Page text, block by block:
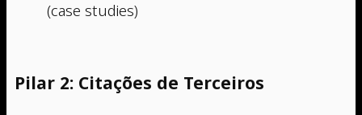
(case studies)
Pilar 2: Citações de Terceiros